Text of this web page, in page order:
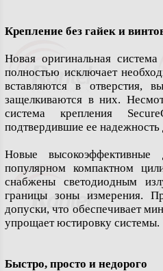
Крепление без гайек и
Новая оригинальная
полностью исключает
вставляются в отверстия,
защелкиваются в них.
система крепления
подтвердившие ее
Новые
популярном компактном
снабжены светодиодным
границы зоны измерения.
допуски, что обеспечивает
упрощает юстировку системы.
Быстро, просто и недорого